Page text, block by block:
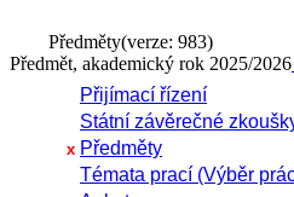
Předměty(verze: 983)
Předmět, akademický rok 2025/2026
Přijímací řízení
Státní závěrečné
x Předměty
Témata prací (Výběr